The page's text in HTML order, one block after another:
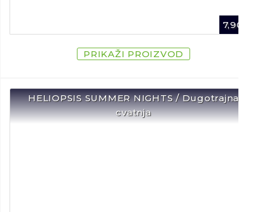
7,90
PRIKAŽI PROIZVOD
HELIOPSIS SUMMER NIGHTS / Dugotrajna
cvatnja